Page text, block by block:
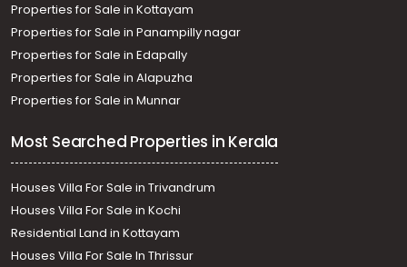
Properties for Sale in Kottayam
Properties for Sale in Panampilly nagar
Properties for Sale in Edapally
Properties for Sale in Alapuzha
Properties for Sale in Munnar
Most Searched Properties in Kerala
Houses Villa For Sale in Trivandrum
Houses Villa For Sale in Kochi
Residential Land in Kottayam
Houses Villa For Sale In Thrissur